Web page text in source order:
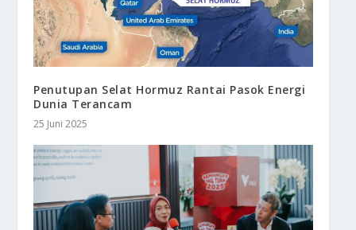
Penutupan Selat Hormuz Rantai Pasok Energi
Dunia Terancam
25 Juni 2025